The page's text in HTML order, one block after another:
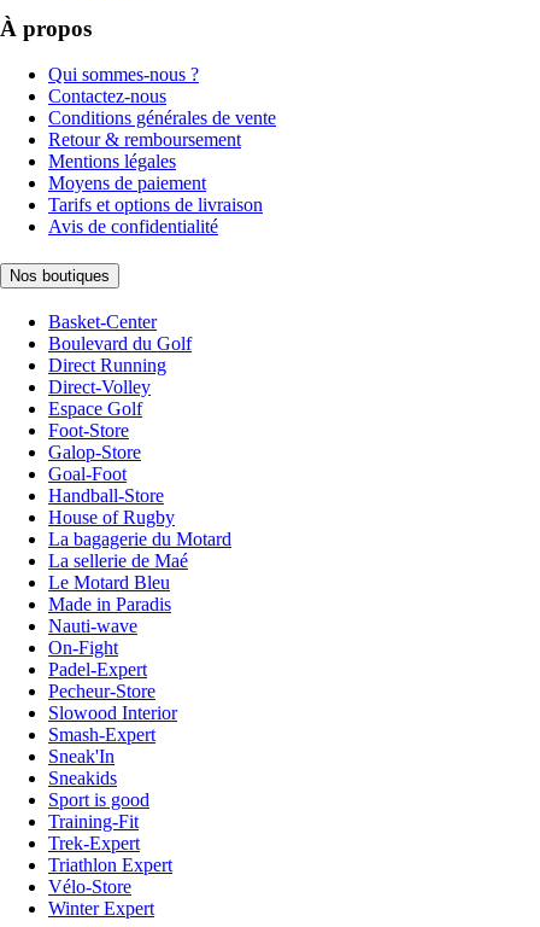
À propos
Qui sommes-nous ?
Contactez-nous
Conditions générales de vente
Retour & remboursement
Mentions légales
Moyens de paiement
Tarifs et options de livraison
Avis de confidentialité
Nos boutiques
Basket-Center
Boulevard du Golf
Direct Running
Direct-Volley
Espace Golf
Foot-Store
Galop-Store
Goal-Foot
Handball-Store
House of Rugby
La bagagerie du Motard
La sellerie de Maé
Le Motard Bleu
Made in Paradis
Nauti-wave
On-Fight
Padel-Expert
Pecheur-Store
Slowood Interior
Smash-Expert
Sneak'In
Sneakids
Sport is good
Training-Fit
Trek-Expert
Triathlon Expert
Vélo-Store
Winter Expert